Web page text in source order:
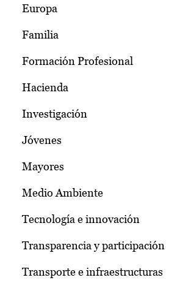
Europa
Familia
Formación Profesional
Hacienda
Investigación
Jóvenes
Mayores
Medio Ambiente
Tecnología e innovación
Transparencia y participación
Transporte e infraestructuras